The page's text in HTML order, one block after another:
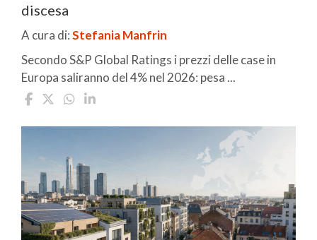
discesa
A cura di:Stefania Manfrin
Secondo S&P Global Ratings i prezzi delle case in
Europa saliranno del 4% nel 2026: pesa ...